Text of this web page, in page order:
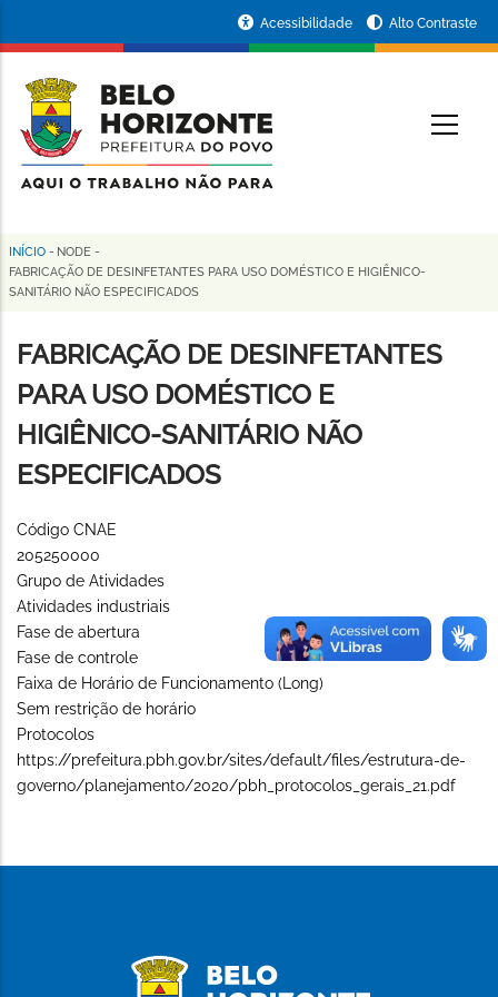
conteúdo
principal
da
Prefeitura
de
Horizonte
Acessibilidade Alto Contraste
Trilha
de
navegação
INÍCIO - NODE -
FABRICAÇÃO DE DESINFETANTES PARA USO DOMÉSTICO E HIGIÊNICO-
SANITÁRIO NÃO ESPECIFICADOS
FABRICAÇÃO DE DESINFETANTES
PARA USO DOMÉSTICO E
HIGIÊNICO-SANITÁRIO NÃO
ESPECIFICADOS
Código CNAE
205250000
Grupo de Atividades
Atividades industriais
Fase de abertura
Fase de controle
Faixa de Horário de Funcionamento (Long)
Sem restrição de horário
Protocolos
https://prefeitura.pbh.gov.br/sites/default/files/estrutura-de-
governo/planejamento/2020/pbh_protocolos_gerais_21.pdf